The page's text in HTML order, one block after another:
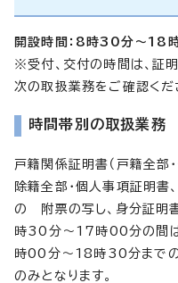
開設時間：8時30分～18
※受付、交付の時間は、証
次の取扱業務をご確認くだ
時間帯別の取扱業務
戸籍関係証明書（戸籍全部・
除籍全部・個人事項証明書
の 附票の写し、身分証明
時30分～17時00分の間
時00分～18時30分まで
のみとなります。